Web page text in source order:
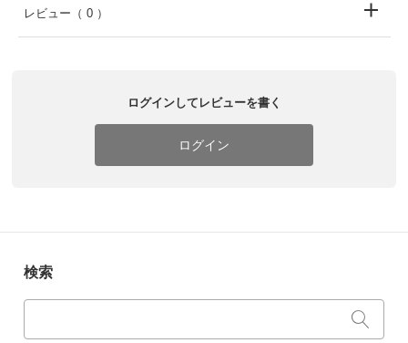
レビュー （ 0 ）
ログインしてレビューを書く
ログイン
検索